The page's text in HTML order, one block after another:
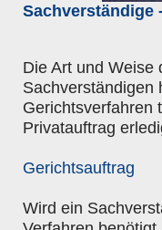
Sachverständige
Die Art und Weise
Sachverständigen
Gerichtsverfahren
Privatauftrag
Gerichtsauftrag
Wird ein